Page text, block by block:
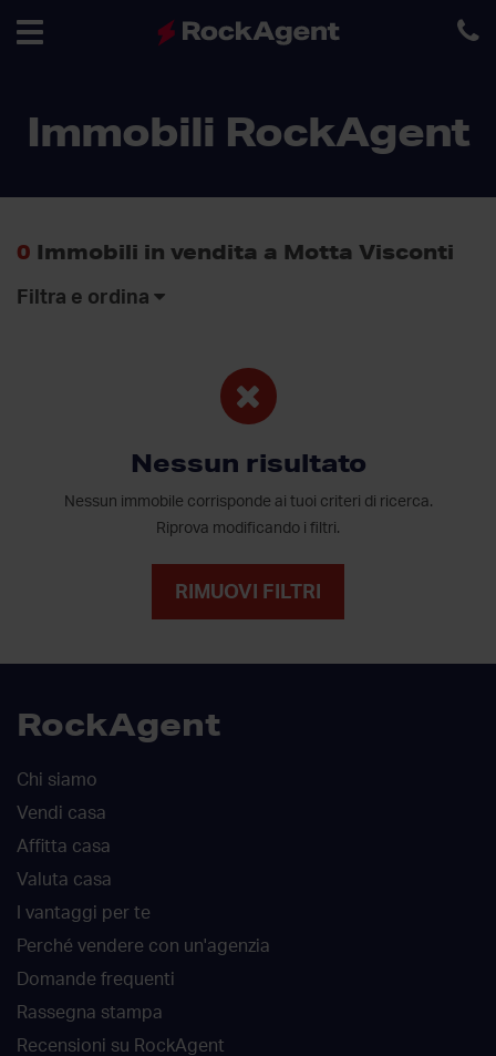
navigation
Immobili RockAgent
0 Immobili in vendita a Motta Visconti
Filtra e ordina
Nessun risultato
Nessun immobile corrisponde ai tuoi criteri di ricerca.
Riprova modificando i filtri.
RIMUOVI FILTRI
RockAgent
Chi siamo
Vendi casa
Affitta casa
Valuta casa
I vantaggi per te
Perché vendere con un'agenzia
Domande frequenti
Rassegna stampa
Recensioni su RockAgent